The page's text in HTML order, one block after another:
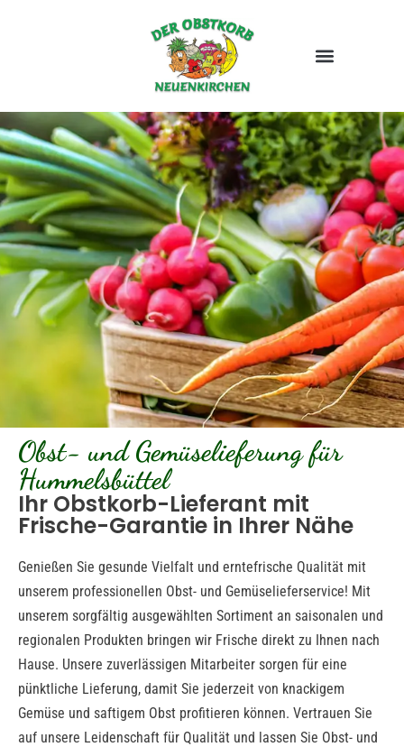
Obst- und Gemüselieferung für
Hummelsbüttel
Ihr Obstkorb-Lieferant mit
Frische-Garantie in Ihrer Nähe
Genießen Sie gesunde Vielfalt und erntefrische Qualität mit
unserem professionellen Obst- und Gemüselieferservice! Mit
unserem sorgfältig ausgewählten Sortiment an saisonalen und
regionalen Produkten bringen wir Frische direkt zu Ihnen nach
Hause. Unsere zuverlässigen Mitarbeiter sorgen für eine
pünktliche Lieferung, damit Sie jederzeit von knackigem
Gemüse und saftigem Obst profitieren können. Vertrauen Sie
auf unsere Leidenschaft für Qualität und lassen Sie Obst- und